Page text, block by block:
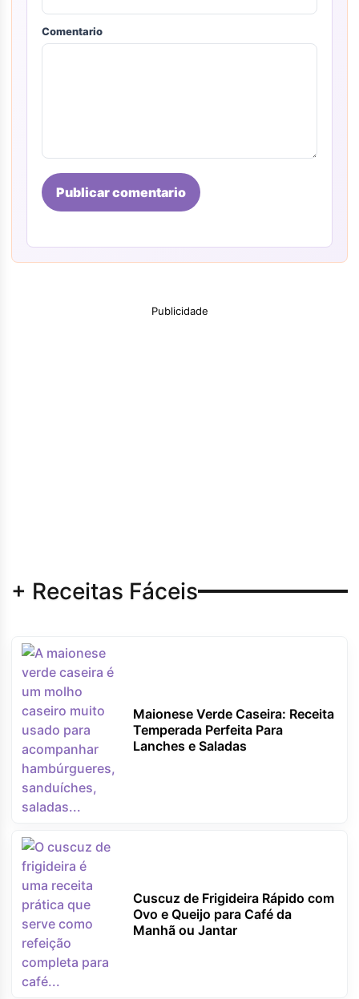
Comentario
Publicar comentario
Publicidade
+ Receitas Fáceis
Maionese Verde Caseira: Receita
Temperada Perfeita Para
Lanches e Saladas
Cuscuz de Frigideira Rápido com
Ovo e Queijo para Café da
Manhã ou Jantar